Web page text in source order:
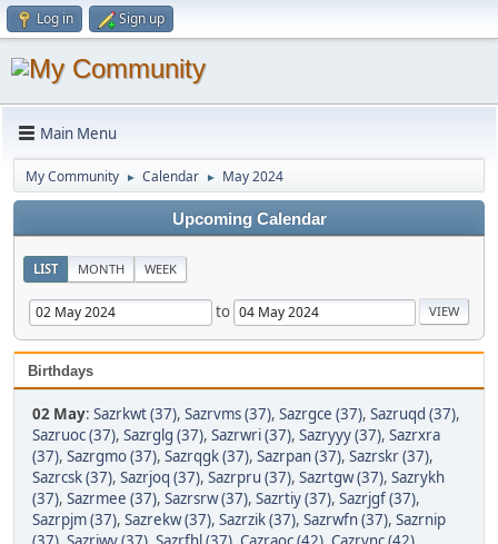
Log in Sign up
Main Menu
My Community ► Calendar ► May 2024
Upcoming Calendar
LIST MONTH WEEK
to
Birthdays
02 May: Sazrkwt (37), Sazrvms (37), Sazrgce (37), Sazruqd (37),
Sazruoc (37), Sazrglg (37), Sazrwri (37), Sazryyy (37), Sazrxra
(37), Sazrgmo (37), Sazrqgk (37), Sazrpan (37), Sazrskr (37),
Sazrcsk (37), Sazrjoq (37), Sazrpru (37), Sazrtgw (37), Sazrykh
(37), Sazrmee (37), Sazrsrw (37), Sazrtiy (37), Sazrjgf (37),
Sazrpjm (37), Sazrekw (37), Sazrzik (37), Sazrwfn (37), Sazrnip